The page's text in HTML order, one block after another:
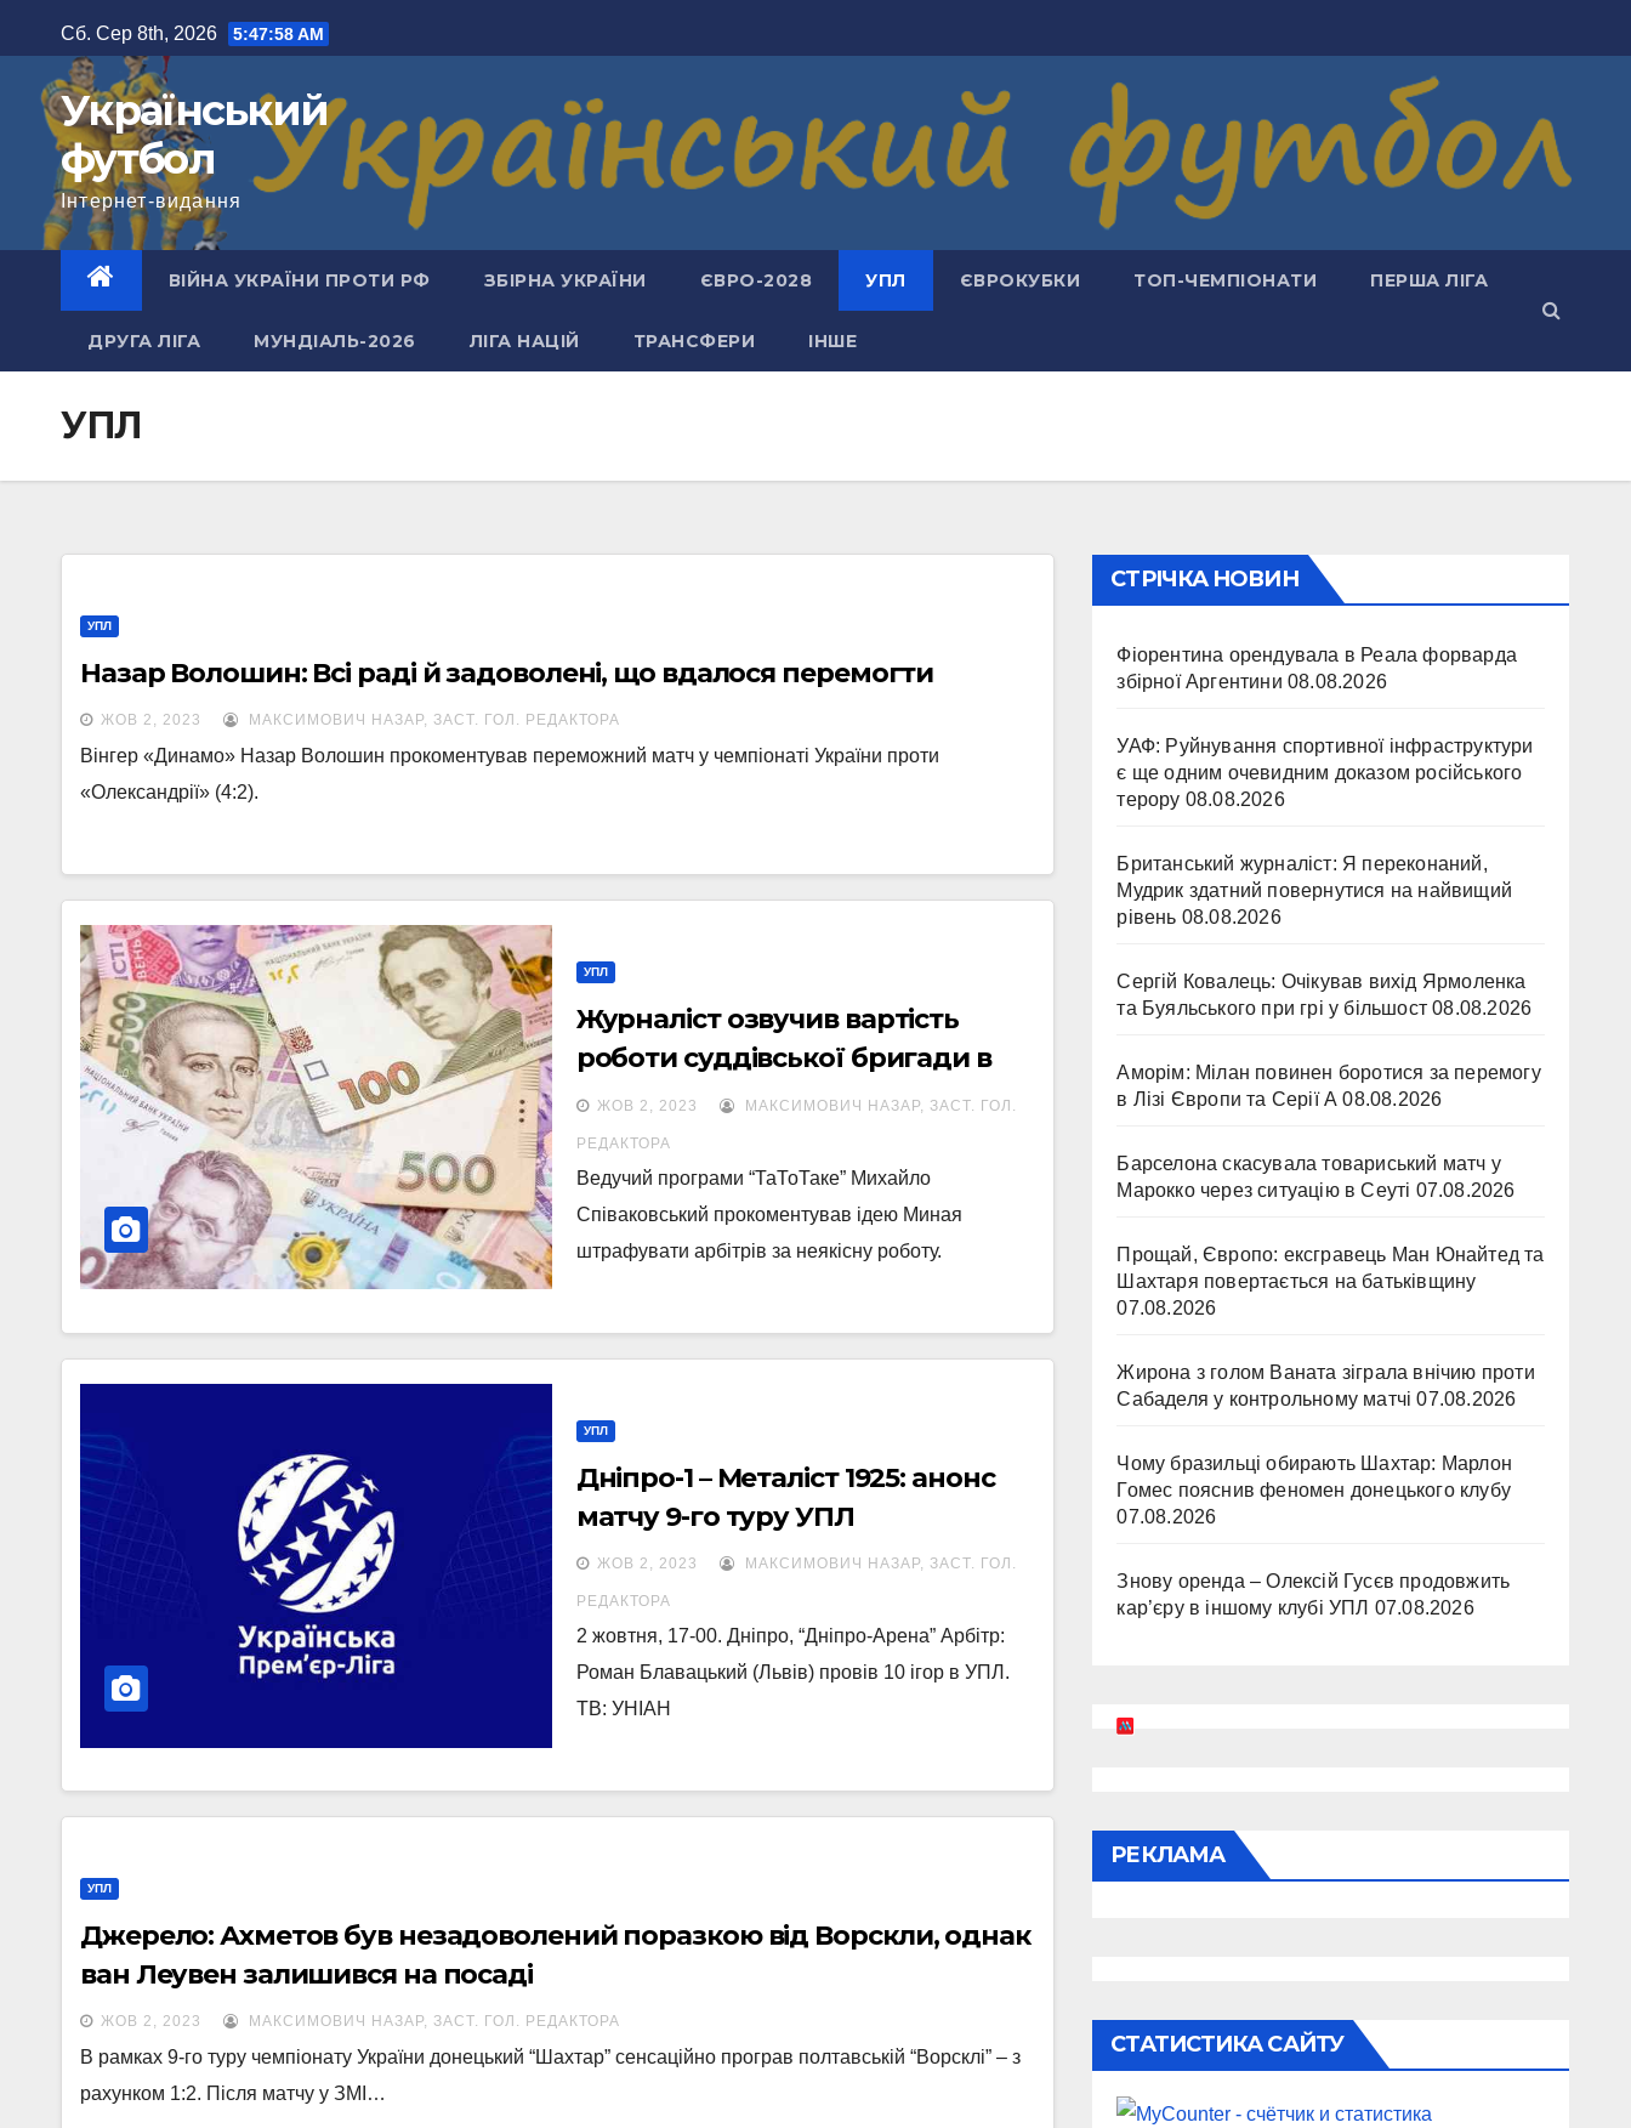
до
вмісту
Сб. Сер 8th, 2026 5:47:59 AM
Український
футбол
Інтернет-видання
ВІЙНА УКРАЇНИ ПРОТИ РФ ЗБІРНА УКРАЇНИ ЄВРО-2028 УПЛ ЄВРОКУБКИ ТОП-ЧЕМПІОНАТИ ПЕРША ЛІГА
ДРУГА ЛІГА МУНДІАЛЬ-2026 ЛІГА НАЦІЙ ТРАНСФЕРИ ІНШЕ
УПЛ
УПЛ
Назар Волошин: Всі раді й задоволені, що вдалося перемогти
ЖОВ 2, 2023 МАКСИМОВИЧ НАЗАР, ЗАСТ. ГОЛ. РЕДАКТОРА
Вінгер «Динамо» Назар Волошин прокоментував переможний матч у чемпіонаті України проти
«Олександрії» (4:2).
УПЛ
Журналіст озвучив вартість
роботи суддівської бригади в
УПЛ
ЖОВ 2, 2023 МАКСИМОВИЧ НАЗАР, ЗАСТ. ГОЛ.
РЕДАКТОРА
Ведучий програми “ТаТоТаке” Михайло
Співаковський прокоментував ідею Миная
штрафувати арбітрів за неякісну роботу.
УПЛ
Дніпро-1 – Металіст 1925: анонс
матчу 9-го туру УПЛ
ЖОВ 2, 2023 МАКСИМОВИЧ НАЗАР, ЗАСТ. ГОЛ.
РЕДАКТОРА
2 жовтня, 17-00. Дніпро, “Дніпро-Арена” Арбітр:
Роман Блавацький (Львів) провів 10 ігор в УПЛ.
ТВ: УНІАН
УПЛ
Джерело: Ахметов був незадоволений поразкою від Ворскли, однак
ван Леувен залишився на посаді
ЖОВ 2, 2023 МАКСИМОВИЧ НАЗАР, ЗАСТ. ГОЛ. РЕДАКТОРА
В рамках 9-го туру чемпіонату України донецький “Шахтар” сенсаційно програв полтавській “Ворсклі” – з
рахунком 1:2. Після матчу у ЗМІ…
СТРІЧКА НОВИН
Фіорентина орендувала в Реала форварда
збірної Аргентини 08.08.2026
УАФ: Руйнування спортивної інфраструктури
є ще одним очевидним доказом російського
терору 08.08.2026
Британський журналіст: Я переконаний,
Мудрик здатний повернутися на найвищий
рівень 08.08.2026
Сергій Ковалець: Очікував вихід Ярмоленка
та Буяльського при грі у більшост 08.08.2026
Аморім: Мілан повинен боротися за перемогу
в Лізі Європи та Серії А 08.08.2026
Барселона скасувала товариський матч у
Марокко через ситуацію в Сеуті 07.08.2026
Прощай, Європо: ексгравець Ман Юнайтед та
Шахтаря повертається на батьківщину
07.08.2026
Жирона з голом Ваната зіграла внічию проти
Сабаделя у контрольному матчі 07.08.2026
Чому бразильці обирають Шахтар: Марлон
Гомес пояснив феномен донецького клубу
07.08.2026
Знову оренда – Олексій Гусєв продовжить
кар’єру в іншому клубі УПЛ 07.08.2026
РЕКЛАМА
СТАТИСТИКА САЙТУ